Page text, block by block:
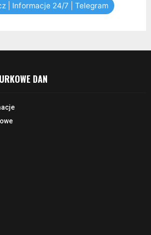
| Informacje 24/7 | Telegram
DAN